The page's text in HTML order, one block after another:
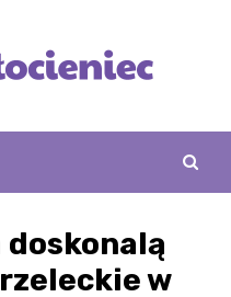
doskonalą
w